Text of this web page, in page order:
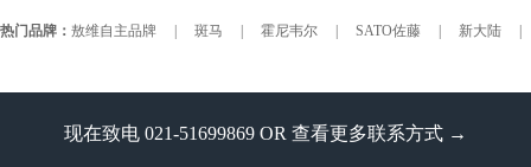
热门品牌： 敖维自主品牌 斑马 霍尼韦尔 SATO佐藤 新大陆
现在致电 021-51699869 OR 查看更多联系方式 →